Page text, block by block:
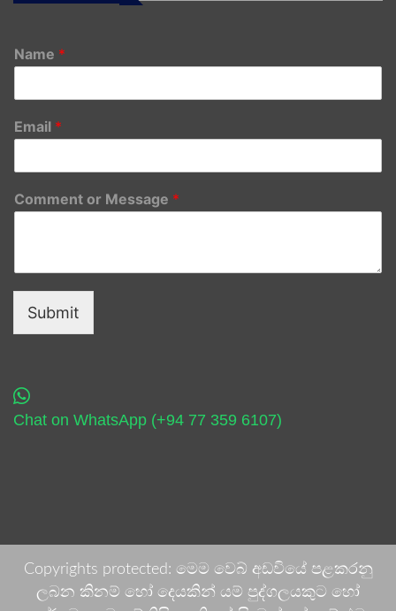
Name *
Email *
Comment or Message *
Submit
Chat on WhatsApp (+94 77 359 6107)
Copyrights protected: මෙම වෙබ් අඩවියේ පළකරනු
ලබන කිනම් හෝ දෙයකින් යම් පුද්ගලයකුට හෝ